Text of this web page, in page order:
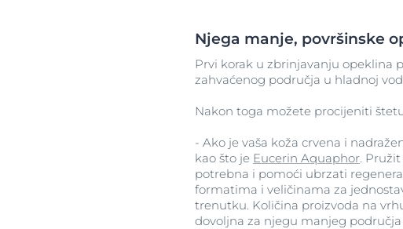
Njega manje, površinske
Prvi korak u zbrinjavanju opeklina
zahvaćenog područja u hladnoj
Nakon toga možete procijeniti
- Ako je vaša koža crvena i
kao što je Eucerin Aquaphor.
potrebna i pomoći ubrzati
formatima i veličinama za
trenutku. Količina proizvoda na
dovoljna za njegu manjeg područja